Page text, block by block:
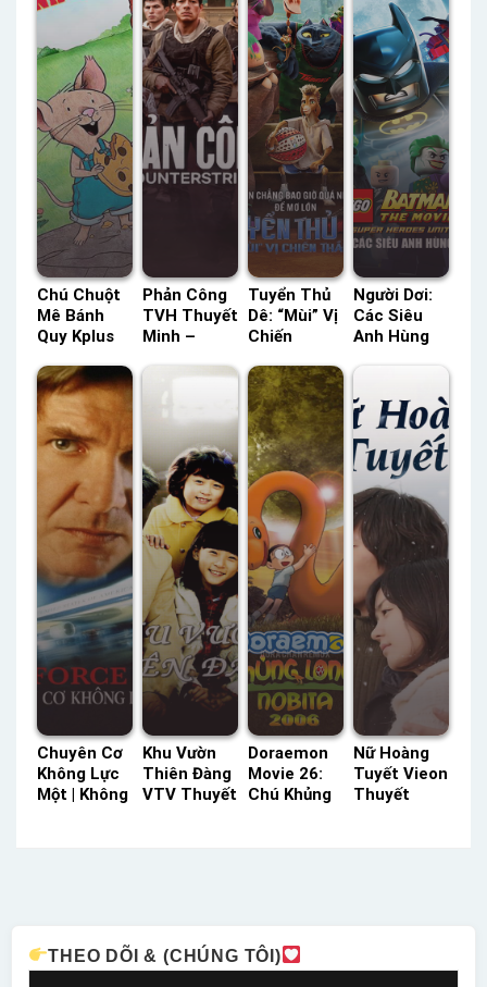
Chú Chuột
Mê Bánh
Quy Kplus
Minh –
Status: 52 /
52 Thuyết
Minh
Phản Công
TVH Thuyết
Minh –
Thuyết
Tuyển Thủ
Dê: “Mùi” Vị
Chiến
Thuyết
Minh –
Status: HD
Thuyết
Minh
Người Dơi:
Các Siêu
Anh Hùng
HBO Thuyết
Minh –
Status: HD
Thuyết
Minh
Chuyên Cơ
Không Lực
Một | Không
Khu Vườn
Thiên Đàng
VTV Thuyết
Doraemon
Movie 26:
Chú Khủng
Nữ Hoàng
Tuyết Vieon
Thuyết
THEO DÕI & (CHÚNG TÔI)